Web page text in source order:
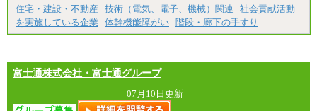
※試用期間中も給与に変更はございません。
住宅・建設・不動産
技術（電気、電子、機械）関連
社会貢献活動
を実施している企業
体幹機能障がい 階段・廊下の手すり
富士通株式会社・富士通グループ
07月10日更新